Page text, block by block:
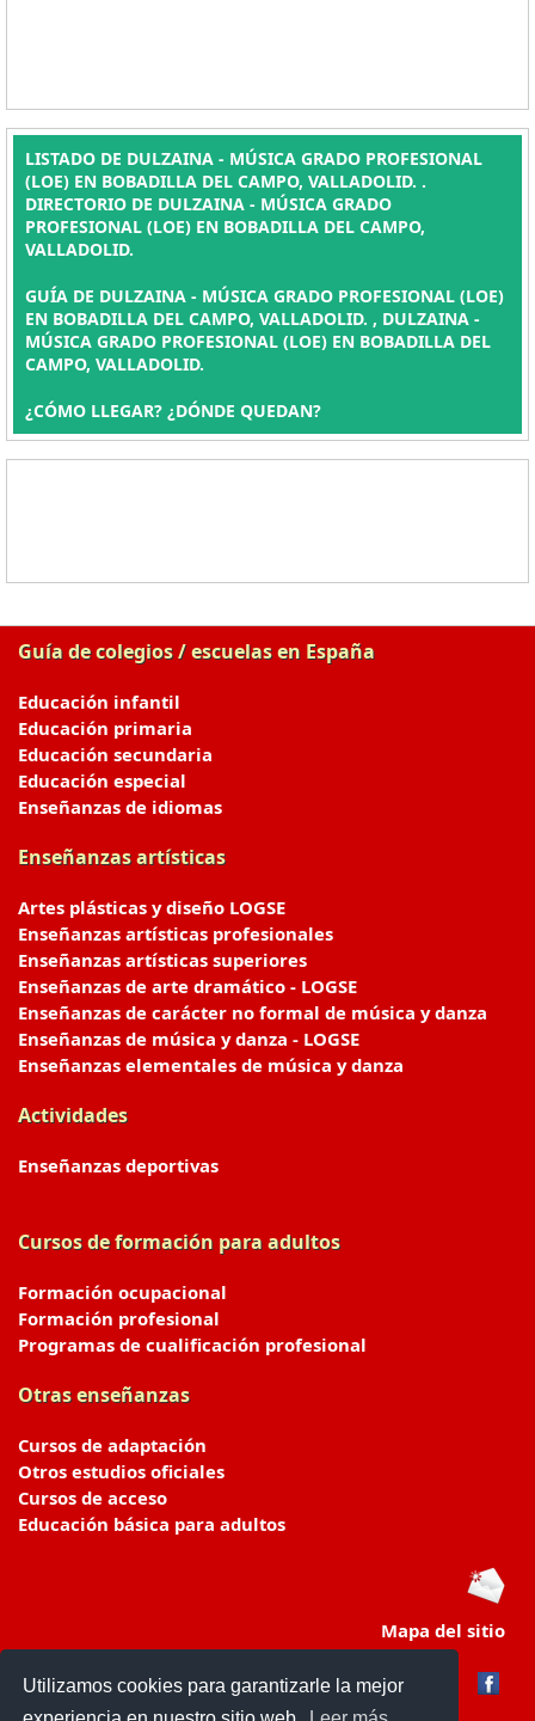
Utilizamos cookies para garantizarle la mejor
LISTADO DE DULZAINA - MÚSICA GRADO PROFESIONAL
(LOE) EN BOBADILLA DEL CAMPO, VALLADOLID. .
DIRECTORIO DE DULZAINA - MÚSICA GRADO
PROFESIONAL (LOE) EN BOBADILLA DEL CAMPO,
VALLADOLID.
GUÍA DE DULZAINA - MÚSICA GRADO PROFESIONAL (LOE)
EN BOBADILLA DEL CAMPO, VALLADOLID. , DULZAINA -
MÚSICA GRADO PROFESIONAL (LOE) EN BOBADILLA DEL
CAMPO, VALLADOLID.
¿CÓMO LLEGAR? ¿DÓNDE QUEDAN?
Guía de colegios / escuelas en España
Educación infantil
Educación primaria
Educación secundaria
Educación especial
Enseñanzas de idiomas
Enseñanzas artísticas
Artes plásticas y diseño LOGSE
Enseñanzas artísticas profesionales
Enseñanzas artísticas superiores
Enseñanzas de arte dramático - LOGSE
Enseñanzas de carácter no formal de música y danza
Enseñanzas de música y danza - LOGSE
Enseñanzas elementales de música y danza
Actividades
Enseñanzas deportivas
Cursos de formación para adultos
Formación ocupacional
Formación profesional
Programas de cualificación profesional
Otras enseñanzas
Cursos de adaptación
Otros estudios oficiales
Cursos de acceso
Educación básica para adultos
Mapa del sitio